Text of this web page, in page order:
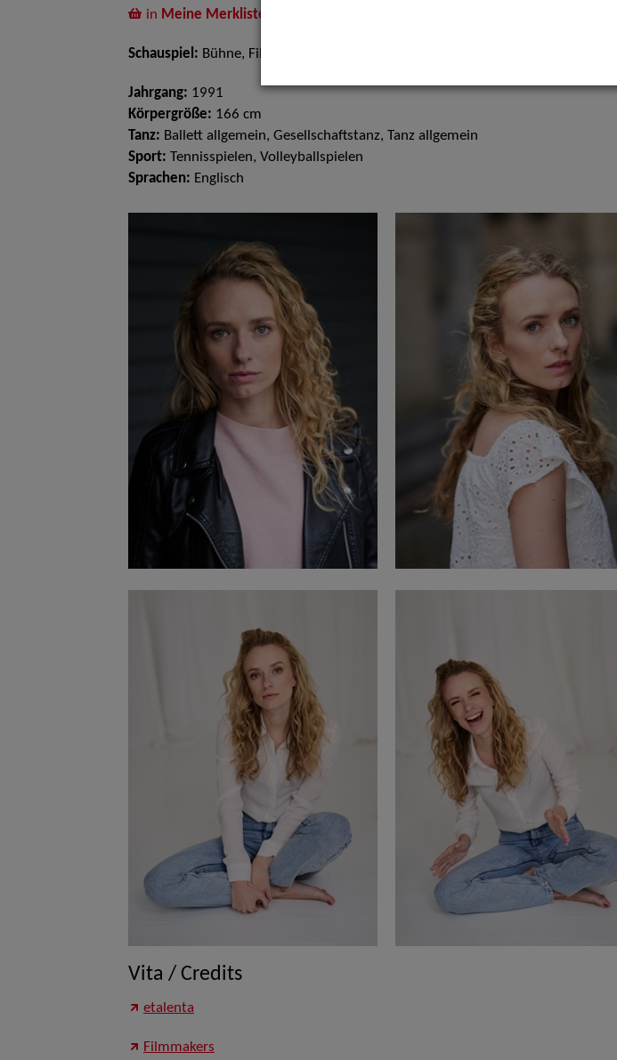
in Meine Merkliste
Schauspiel: Bühne, Film und TV
Jahrgang: 1991
Körpergröße: 166 cm
Tanz: Ballett allgemein, Gesellschaftstanz, Tanz allgemein
Sport: Tennisspielen, Volleyballspielen
Sprachen: Englisch
Vita / Credits
etalenta
Filmmakers